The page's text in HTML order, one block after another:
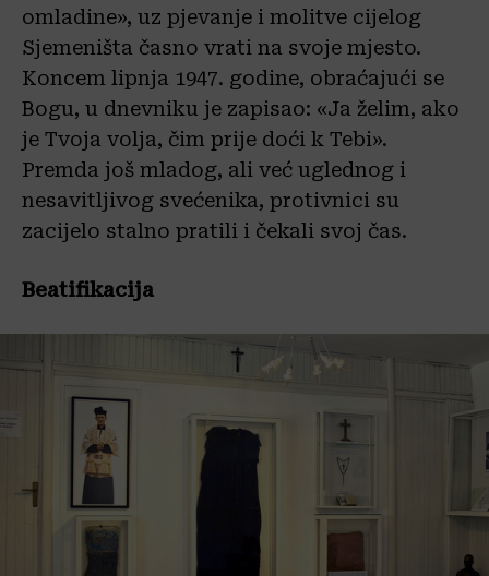
omladine», uz pjevanje i molitve cijelog
Sjemeništa časno vrati na svoje mjesto.
Koncem lipnja 1947. godine, obraćajući se
Bogu, u dnevniku je zapisao: «Ja želim, ako
je Tvoja volja, čim prije doći k Tebi».
Premda još mladog, ali već uglednog i
nesavitljivog svećenika, protivnici su
zacijelo stalno pratili i čekali svoj čas.
Beatifikacija